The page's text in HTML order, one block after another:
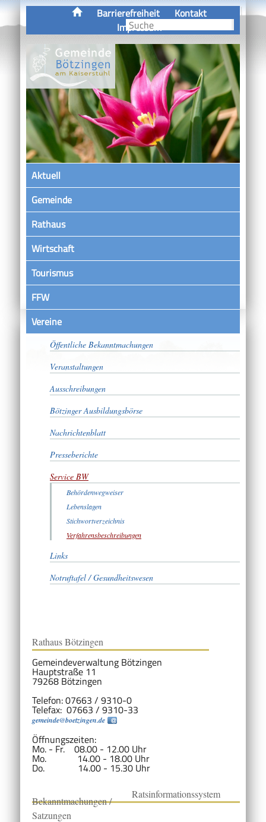
Barrierefreiheit
Kontakt
Impressum
Aktuell
Gemeinde
Rathaus
Wirtschaft
Tourismus
FFW
VereineSatzungen
Öffentliche Bekanntmachungen
Veranstaltungen
Ausschreibungen
Bötzinger Ausbildungsbörse
Nachrichtenblatt
Presseberichte
Service BW
Behördenwegweiser
Lebenslagen
Stichwortverzeichnis
Verfahrensbeschreibungen
Links
Notruftafel / Gesundheitswesen
Rathaus Bötzingen
Gemeindeverwaltung Bötzingen
Hauptstraße 11
79268 Bötzingen
Telefon: 07663 / 9310-0
Telefax: 07663 / 9310-33
gemeinde@boetzingen.de
Öffnungszeiten:
Mo. - Fr. 08.00 - 12.00 Uhr
Mo. 14.00 - 18.00 Uhr
Do. 14.00 - 15.30 Uhr
Bekanntmachungen /
Satzungen
Ratsinformationssystem